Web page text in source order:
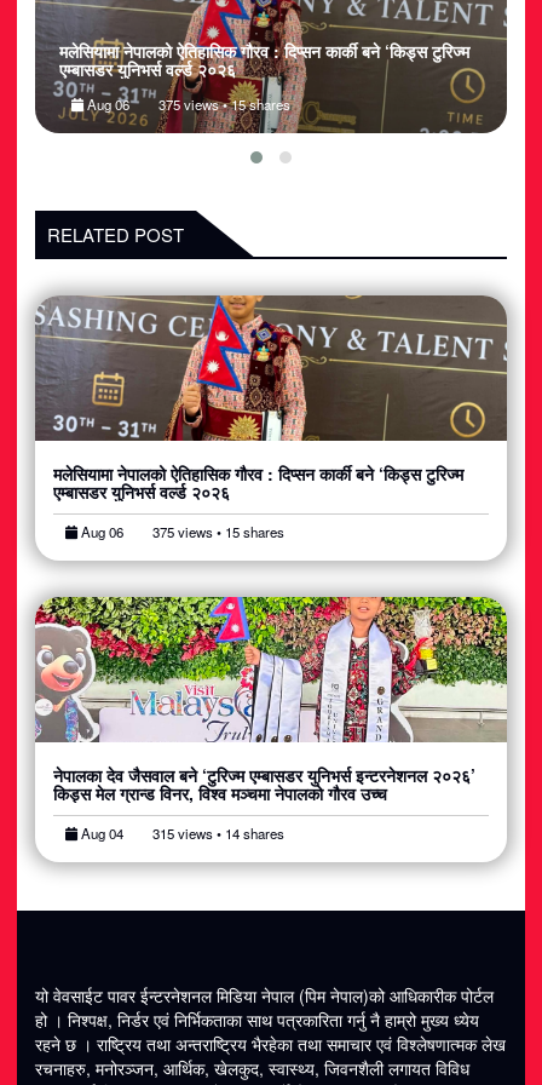
नेपालका देव जैसवाल बने ‘टुरिज्म एम्बासडर युनिभर्स इन्टरनेशनल २०२६’
किड्स मेल ग्रान्ड विनर, विश्व मञ्चमा नेपालको गौरव उच्च
Aug 04 315 views • 14 shares
RELATED POST
मलेसियामा नेपालको ऐतिहासिक गौरव : दिप्सन कार्की बने ‘किड्स टुरिज्म
एम्बासडर युनिभर्स वर्ल्ड २०२६
Aug 06 375 views • 15 shares
नेपालका देव जैसवाल बने ‘टुरिज्म एम्बासडर युनिभर्स इन्टरनेशनल २०२६’
किड्स मेल ग्रान्ड विनर, विश्व मञ्चमा नेपालको गौरव उच्च
Aug 04 315 views • 14 shares
यो वेवसाईट पावर ईन्टरनेशनल मिडिया नेपाल (पिम नेपाल)को आधिकारीक पोर्टल
हो । निश्पक्ष, निर्डर एवं निर्भिकताका साथ पत्रकारिता गर्नु नै हाम्रो मुख्य ध्येय
रहने छ । राष्ट्रिय तथा अन्तराष्ट्रिय भैरहेका तथा समाचार एवं विश्लेषणात्मक लेख
रचनाहरु, मनोरञ्जन, आर्थिक, खेलकुद, स्वास्थ्य, जिवनशैली लगायत विविध